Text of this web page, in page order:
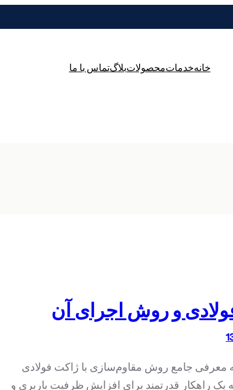
خانهخدماتمحصولاتبلاگتماس با ما
و روش اجرای آن
معرفی جامع روش مقاوم‌سازی با ژاکت فولادی
یک راهکار قدرتمند برای افزایش ظرفیت باربری و